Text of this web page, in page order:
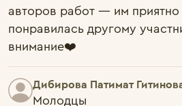
авторов работ — им приятно
понравилась другому
внимание❤️
Дибирова Патимат